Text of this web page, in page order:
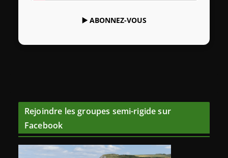
▶️ ABONNEZ-VOUS
Rejoindre les groupes semi-rigide sur
Facebook